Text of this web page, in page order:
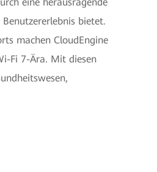
bietet.
machen CloudEngine
Fi 7-Ära. Mit diesen